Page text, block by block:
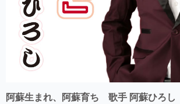
阿蘇生まれ、阿蘇育ち 歌手 阿蘇ひろし